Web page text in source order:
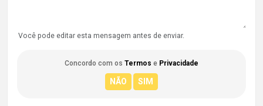
Você pode editar esta mensagem antes de enviar.
Concordo com os Termos e Privacidade